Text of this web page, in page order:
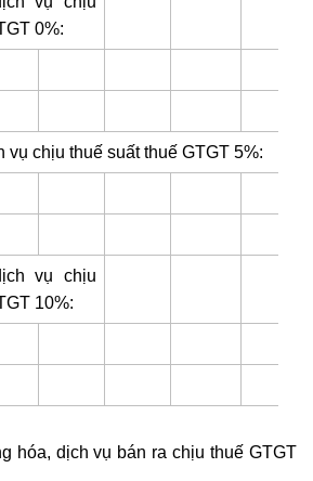
0%:
vụ chịu thuế suất thuế GTGT 5%:
vụ chịu
10%:
hóa, dịch vụ bán ra chịu thuế GTGT